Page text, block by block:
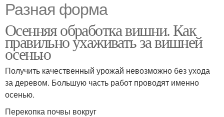
Разная форма
Осенняя обработка вишни. Как
правильно ухаживать за вишней
осенью
Получить качественный урожай невозможно без ухода
за деревом. Большую часть работ проводят именно
осенью.
Перекопка почвы вокруг